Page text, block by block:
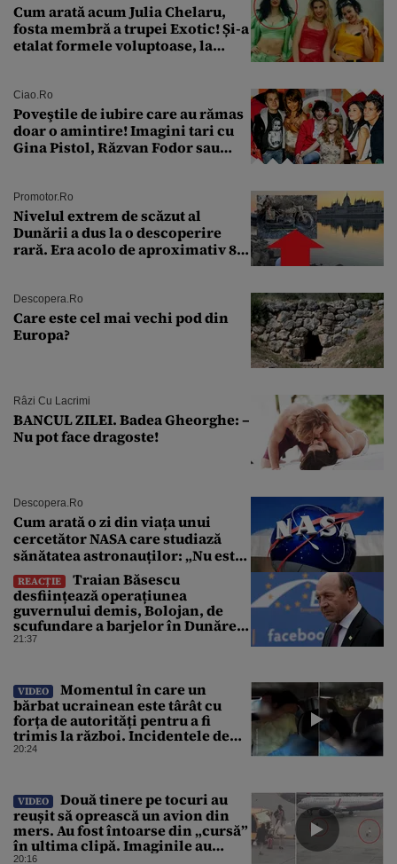
Cum arată acum Julia Chelaru,
fosta membră a trupei Exotic! Și-a
etalat formele voluptoase, la
Ciao.ro
Poveştile de iubire care au rămas
doar o amintire! Imagini tari cu
Gina Pistol, Răzvan Fodor sau
Promotor.ro
Nivelul extrem de scăzut al
Dunării a dus la o descoperire
rară. Era acolo de aproximativ 80
Descopera.ro
Care este cel mai vechi pod din
Europa?
Râzi Cu Lacrimi
BANCUL ZILEI. Badea Gheorghe: –
Nu pot face dragoste!
Descopera.ro
Cum arată o zi din viața unui
cercetător NASA care studiază
sănătatea astronauților: „Nu este
o știință complicată”
REACȚIE
Traian Băsescu
desființează operațiunea
guvernului demis, Bolojan, de
scufundare a barjelor în Dunăre:
„Este o improvizație”
21:37
VIDEO
Momentul în care un
bărbat ucrainean este târât cu
forța de autorități pentru a fi
trimis la război. Incidentele de
acest fel sunt tot mai dese
20:24
VIDEO
Două tinere pe tocuri au
reușit să oprească un avion din
mers. Au fost întoarse din „cursă”
în ultima clipă. Imaginile au
devenit virale
20:16